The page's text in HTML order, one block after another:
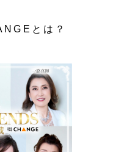
とは？